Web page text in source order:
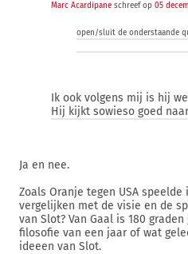
Marc Acardipane schreef op 05
open/sluit de onderstaande
Ik ook volgens mij is hij
Hij kijkt sowieso goed
Ja en nee.
Zoals Oranje tegen USA
vergelijken met de visie en de
van Slot? Van Gaal is 180
filosofie van een jaar of wat
ideeen van Slot.